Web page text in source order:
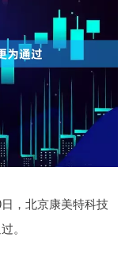
，北京康美特科技
。